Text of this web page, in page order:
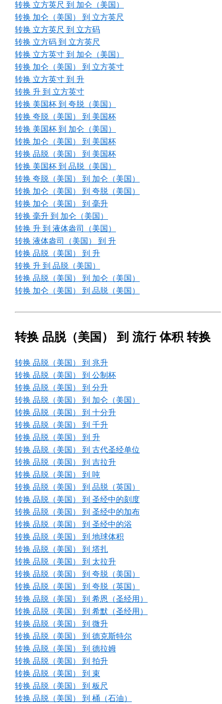
转换 立方英尺 到 加仑（美国）
转换 加仑（美国） 到 立方英尺
转换 立方英尺 到 立方码
转换 立方码 到 立方英尺
转换 立方英寸 到 加仑（美国）
转换 加仑（美国） 到 立方英寸
转换 立方英寸 到 升
转换 升 到 立方英寸
转换 美国杯 到 夸脱（美国）
转换 夸脱（美国） 到 美国杯
转换 美国杯 到 加仑（美国）
转换 加仑（美国） 到 美国杯
转换 品脱（美国） 到 美国杯
转换 美国杯 到 品脱（美国）
转换 夸脱（美国） 到 加仑（美国）
转换 加仑（美国） 到 夸脱（美国）
转换 加仑（美国） 到 毫升
转换 毫升 到 加仑（美国）
转换 升 到 液体盎司（美国）
转换 液体盎司（美国） 到 升
转换 品脱（美国） 到 升
转换 升 到 品脱（美国）
转换 品脱（美国） 到 加仑（美国）
转换 加仑（美国） 到 品脱（美国）
转换 品脱（美国） 到 流行 体积 转换
转换 品脱（美国） 到 兆升
转换 品脱（美国） 到 公制杯
转换 品脱（美国） 到 分升
转换 品脱（美国） 到 加仑（美国）
转换 品脱（美国） 到 十分升
转换 品脱（美国） 到 千升
转换 品脱（美国） 到 升
转换 品脱（美国） 到 古代圣经单位
转换 品脱（美国） 到 吉拉升
转换 品脱（美国） 到 吨
转换 品脱（美国） 到 品脱（英国）
转换 品脱（美国） 到 圣经中的刻度
转换 品脱（美国） 到 圣经中的加布
转换 品脱（美国） 到 圣经中的浴
转换 品脱（美国） 到 地球体积
转换 品脱（美国） 到 塔扎
转换 品脱（美国） 到 太拉升
转换 品脱（美国） 到 夸脱（美国）
转换 品脱（美国） 到 夸脱（英国）
转换 品脱（美国） 到 希恩（圣经用）
转换 品脱（美国） 到 希默（圣经用）
转换 品脱（美国） 到 微升
转换 品脱（美国） 到 德克斯特尔
转换 品脱（美国） 到 德拉姆
转换 品脱（美国） 到 拍升
转换 品脱（美国） 到 束
转换 品脱（美国） 到 板尺
转换 品脱（美国） 到 桶（石油）